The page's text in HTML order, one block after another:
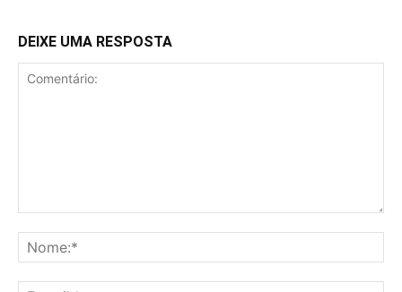
DEIXE UMA RESPOSTA